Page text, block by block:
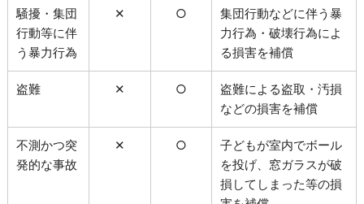
騒擾・集団
行動等に伴
う暴力行為
✕ ○
集団行動などに伴う暴
力行為・破壊行為によ
る損害を補償
盗難 ✕ ○
盗難による盗取・汚損
などの損害を補償
不測かつ突
発的な事故
✕ ○
子どもが室内でボール
を投げ、窓ガラスが破
損してしまった等の損